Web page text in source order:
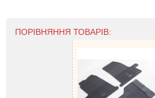
ПОРІВНЯННЯ ТОВАРІВ: